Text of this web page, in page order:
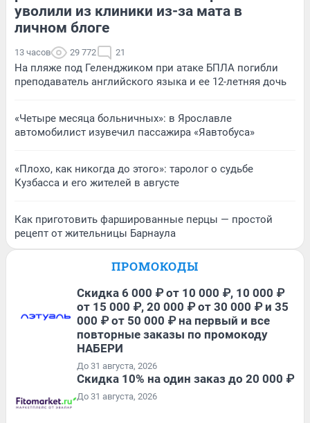
уволили из клиники из-за мата в
личном блоге
13 часов 29 772 21
На пляже под Геленджиком при атаке БПЛА погибли
преподаватель английского языка и ее 12-летняя дочь
«Четыре месяца больничных»: в Ярославле
автомобилист изувечил пассажира «Яавтобуса»
«Плохо, как никогда до этого»: таролог о судьбе
Кузбасса и его жителей в августе
Как приготовить фаршированные перцы — простой
рецепт от жительницы Барнаула
ПРОМОКОДЫ
Скидка 6 000 ₽ от 10 000 ₽, 10 000 ₽
от 15 000 ₽, 20 000 ₽ от 30 000 ₽ и 35
000 ₽ от 50 000 ₽ на первый и все
повторные заказы по промокоду
НАБЕРИ
До 31 августа, 2026
Скидка 10% на один заказ до 20 000 ₽
До 31 августа, 2026